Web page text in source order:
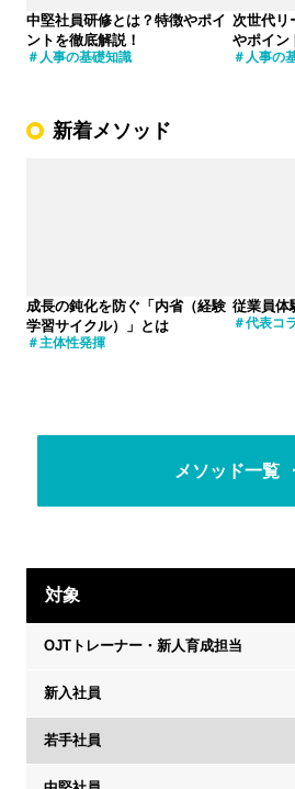
中堅社員研修とは？特徴やポイ
ントを徹底解説！
人事の基礎知識
次世代リ
やポイン
人事の
新着メソッド
成長の鈍化を防ぐ「内省（経験
学習サイクル）」とは
主体性発揮
従業員体
代表コ
メソッド一覧
対象
OJTトレーナー・新人育成担当
新入社員
若手社員